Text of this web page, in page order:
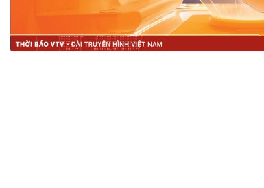
Bộ Chuẩn mực Đạo đức nghề nghiệp